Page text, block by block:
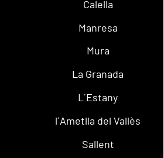
Calella
Manresa
Mura
La Granada
L´Estany
l´Ametlla del Vallès
Sallent